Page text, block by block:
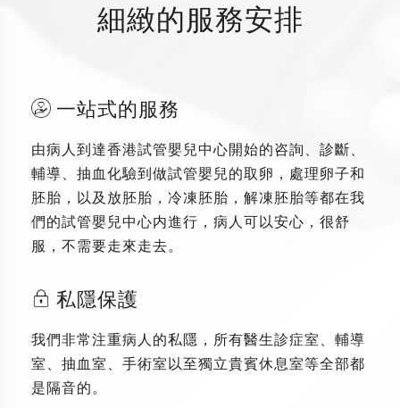
細緻的服務安排
一站式的服務
由病人到達香港試管嬰兒中心開始的咨詢、診斷、
輔導、抽血化驗到做試管嬰兒的取卵，處理卵子和
胚胎，以及放胚胎，冷凍胚胎，解凍胚胎等都在我
們的試管嬰兒中心内進行，病人可以安心，很舒
服，不需要走來走去。
私隱保護
我們非常注重病人的私隱，所有醫生診症室、輔導
室、抽血室、手術室以至獨立貴賓休息室等全部都
是隔音的。